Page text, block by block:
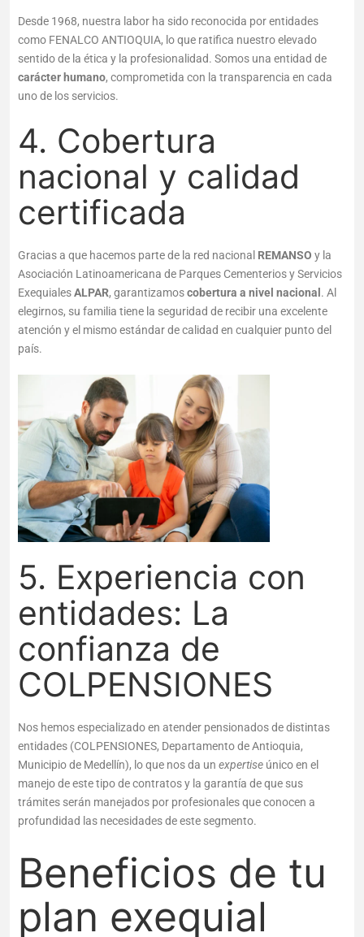
Desde 1968, nuestra labor ha sido reconocida por entidades
como FENALCO ANTIOQUIA, lo que ratifica nuestro elevado
sentido de la ética y la profesionalidad. Somos una entidad de
carácter humano, comprometida con la transparencia en cada
uno de los servicios.
4. Cobertura
nacional y calidad
certificada
Gracias a que hacemos parte de la red nacional REMANSO y la
Asociación Latinoamericana de Parques Cementerios y Servicios
ExequialesALPAR, garantizamoscobertura a nivel nacional . Al
elegirnos, su familia tiene la seguridad de recibir una excelente
atención y el mismo estándar de calidad en cualquier punto del
país.
5. Experiencia con
entidades: La
confianza de
COLPENSIONES
Nos hemos especializado en atender pensionados de distintas
entidades (COLPENSIONES, Departamento de Antioquia,
Municipio de Medellín), lo que nos da unexpertise único en el
manejo de este tipo de contratos y la garantía de que sus
trámites serán manejados por profesionales que conocen a
profundidad las necesidades de este segmento.
Beneficios de tu
plan exequial